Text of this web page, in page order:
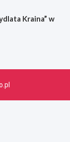
Kraina” w